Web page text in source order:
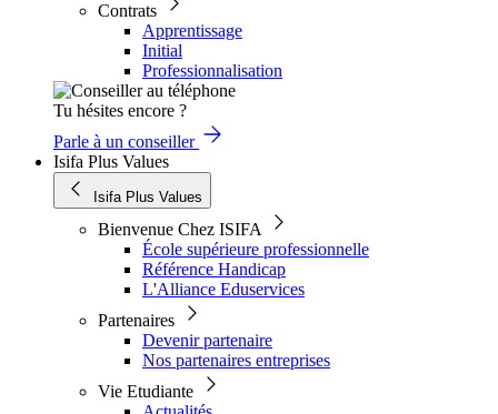
Contrats
Apprentissage
Initial
Professionnalisation
Tu hésites encore ?
Parle à un conseiller
Isifa Plus Values
Isifa Plus Values
Bienvenue Chez ISIFA
École supérieure professionnelle
Référence Handicap
L'Alliance Eduservices
Partenaires
Devenir partenaire
Nos partenaires entreprises
Vie Etudiante